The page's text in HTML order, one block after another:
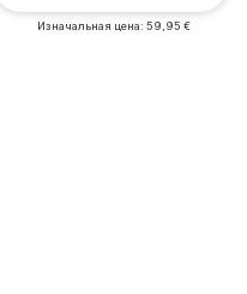
Изначальная цена: 59,95 €